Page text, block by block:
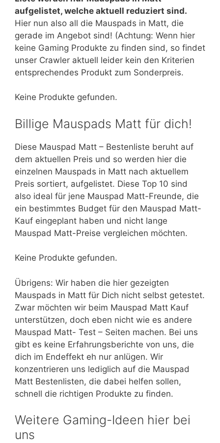
aufgelistet, welche aktuell reduziert sind.
Hier nun also all die Mauspads in Matt, die
gerade im Angebot sind! (Achtung: Wenn hier
keine Gaming Produkte zu finden sind, so findet
unser Crawler aktuell leider kein den Kriterien
entsprechendes Produkt zum Sonderpreis.
Keine Produkte gefunden.
Billige Mauspads Matt für dich!
Diese Mauspad Matt – Bestenliste beruht auf
dem aktuellen Preis und so werden hier die
einzelnen Mauspads in Matt nach aktuellem
Preis sortiert, aufgelistet. Diese Top 10 sind
also ideal für jene Mauspad Matt-Freunde, die
ein bestimmtes Budget für den Mauspad Matt-
Kauf eingeplant haben und nicht lange
Mauspad Matt-Preise vergleichen möchten.
Keine Produkte gefunden.
Übrigens: Wir haben die hier gezeigten
Mauspads in Matt für Dich nicht selbst getestet.
Zwar möchten wir beim Mauspad Matt Kauf
unterstützen, doch eben nicht wie es andere
Mauspad Matt- Test – Seiten machen. Bei uns
gibt es keine Erfahrungsberichte von uns, die
dich im Endeffekt eh nur anlügen. Wir
konzentrieren uns lediglich auf die Mauspad
Matt Bestenlisten, die dabei helfen sollen,
schnell die richtigen Produkte zu finden.
Weitere Gaming-Ideen hier bei
uns